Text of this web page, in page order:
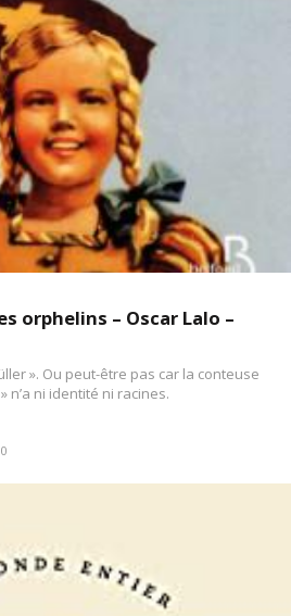
orphelins – Oscar Lalo –
». Ou peut-être pas car la conteuse
n’a ni identité ni racines.
0